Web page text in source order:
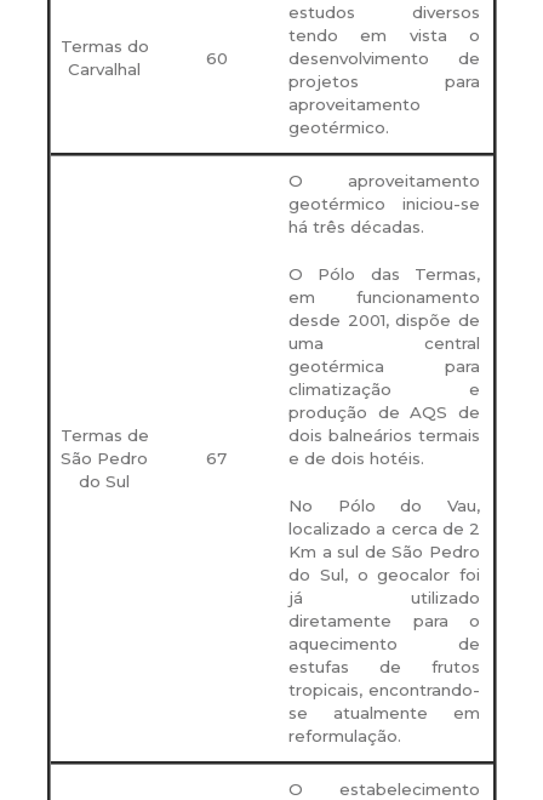
Termas do
Carvalhal
60
estudos diversos
tendo em vista o
desenvolvimento de
projetos para
aproveitamento
geotérmico.
Termas de
São Pedro
do Sul
67
O aproveitamento
geotérmico iniciou-se
há três décadas.
O Pólo das Termas,
em funcionamento
desde 2001, dispõe de
uma central
geotérmica para
climatização e
produção de AQS de
dois balneários termais
e de dois hotéis.
No Pólo do Vau,
localizado a cerca de 2
Km a sul de São Pedro
do Sul, o geocalor foi
já utilizado
diretamente para o
aquecimento de
estufas de frutos
tropicais, encontrando-
se atualmente em
reformulação.
O estabelecimento